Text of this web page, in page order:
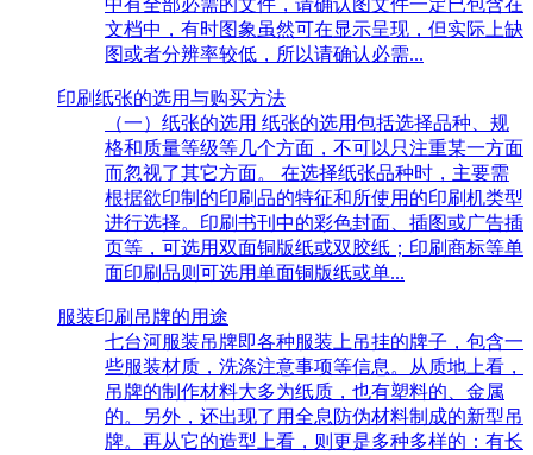
中有全部必需的文件，请确认图文件一定已包含在
文档中，有时图象虽然可在显示呈现，但实际上缺
图或者分辨率较低，所以请确认必需...
印刷纸张的选用与购买方法
（一）纸张的选用 纸张的选用包括选择品种、规
格和质量等级等几个方面，不可以只注重某一方面
而忽视了其它方面。 在选择纸张品种时，主要需
根据欲印制的印刷品的特征和所使用的印刷机类型
进行选择。印刷书刊中的彩色封面、插图或广告插
页等，可选用双面铜版纸或双胶纸；印刷商标等单
面印刷品则可选用单面铜版纸或单...
服装印刷吊牌的用途
七台河服装吊牌即各种服装上吊挂的牌子，包含一
些服装材质，洗涤注意事项等信息。从质地上看，
吊牌的制作材料大多为纸质，也有塑料的、金属
的。另外，还出现了用全息防伪材料制成的新型吊
牌。再从它的造型上看，则更是多种多样的：有长